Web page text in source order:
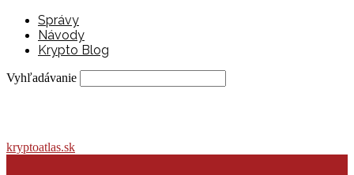
Správy
Návody
Krypto Blog
Vyhľadávanie
kryptoatlas.sk